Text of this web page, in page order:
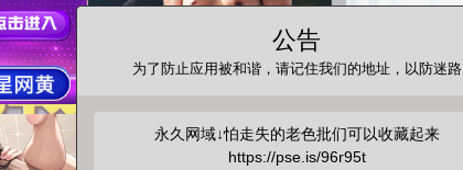
公告
为了防止应用被和谐，请记住我们的地址，以防迷路
永久网域↓怕走失的老色批们可以收藏起来
https://pse.is/96r95t